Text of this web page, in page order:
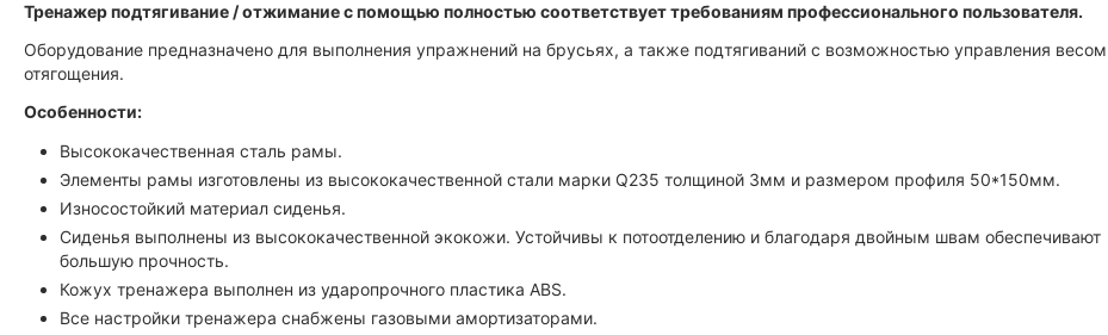
Тренажер подтягивание / отжимание с помощью полностью соответствует требованиям профессионального пользователя.
Оборудование предназначено для выполнения упражнений на брусьях, а также подтягиваний с возможностью управления весом
отягощения.
Особенности:
Высококачественная сталь рамы.
Элементы рамы изготовлены из высококачественной стали марки Q235 толщиной 3мм и размером профиля 50*150мм.
Износостойкий материал сиденья.
Сиденья выполнены из высококачественной экокожи. Устойчивы к потоотделению и благодаря двойным швам обеспечивают
большую прочность.
Кожух тренажера выполнен из ударопрочного пластика ABS.
Все настройки тренажера снабжены газовыми амортизаторами.